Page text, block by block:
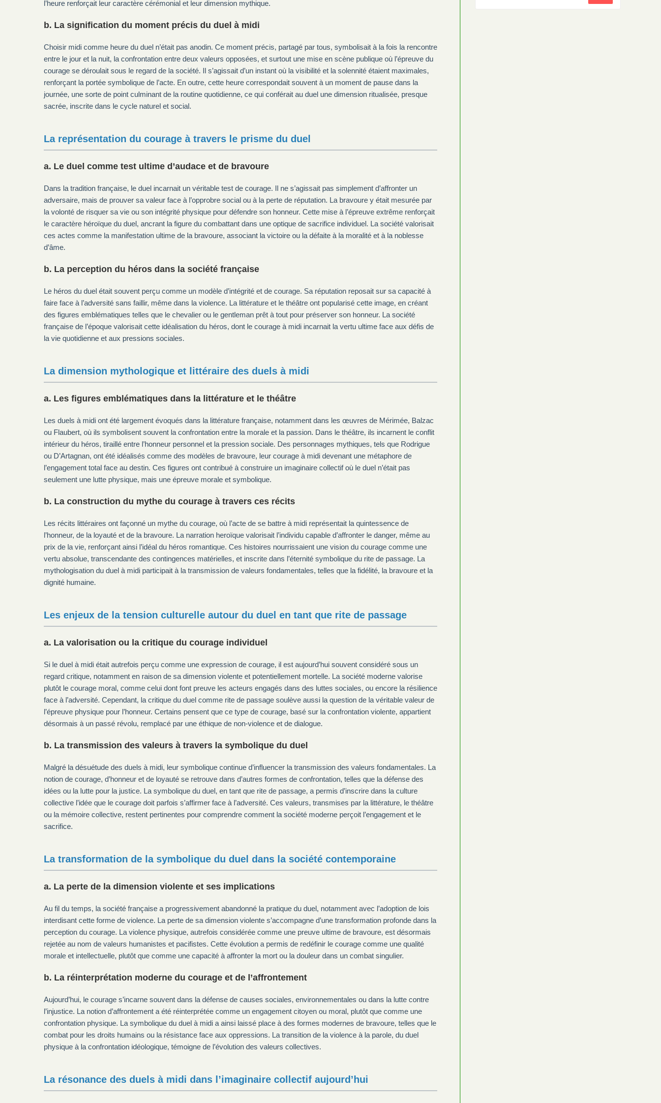
l’heure renforçait leur caractère cérémonial et leur dimension mythique.
b. La signification du moment précis du duel à midi
Choisir midi comme heure du duel n’était pas anodin. Ce moment précis, partagé par tous, symbolisait à la fois la rencontre
entre le jour et la nuit, la confrontation entre deux valeurs opposées, et surtout une mise en scène publique où l’épreuve du
courage se déroulait sous le regard de la société. Il s’agissait d’un instant où la visibilité et la solennité étaient maximales,
renforçant la portée symbolique de l’acte. En outre, cette heure correspondait souvent à un moment de pause dans la
journée, une sorte de point culminant de la routine quotidienne, ce qui conférait au duel une dimension ritualisée, presque
sacrée, inscrite dans le cycle naturel et social.
La représentation du courage à travers le prisme du duel
a. Le duel comme test ultime d’audace et de bravoure
Dans la tradition française, le duel incarnait un véritable test de courage. Il ne s’agissait pas simplement d’affronter un
adversaire, mais de prouver sa valeur face à l’opprobre social ou à la perte de réputation. La bravoure y était mesurée par
la volonté de risquer sa vie ou son intégrité physique pour défendre son honneur. Cette mise à l’épreuve extrême renforçait
le caractère héroïque du duel, ancrant la figure du combattant dans une optique de sacrifice individuel. La société valorisait
ces actes comme la manifestation ultime de la bravoure, associant la victoire ou la défaite à la moralité et à la noblesse
d’âme.
b. La perception du héros dans la société française
Le héros du duel était souvent perçu comme un modèle d’intégrité et de courage. Sa réputation reposait sur sa capacité à
faire face à l’adversité sans faillir, même dans la violence. La littérature et le théâtre ont popularisé cette image, en créant
des figures emblématiques telles que le chevalier ou le gentleman prêt à tout pour préserver son honneur. La société
française de l’époque valorisait cette idéalisation du héros, dont le courage à midi incarnait la vertu ultime face aux défis de
la vie quotidienne et aux pressions sociales.
La dimension mythologique et littéraire des duels à midi
a. Les figures emblématiques dans la littérature et le théâtre
Les duels à midi ont été largement évoqués dans la littérature française, notamment dans les œuvres de Mérimée, Balzac
ou Flaubert, où ils symbolisent souvent la confrontation entre la morale et la passion. Dans le théâtre, ils incarnent le conflit
intérieur du héros, tiraillé entre l’honneur personnel et la pression sociale. Des personnages mythiques, tels que Rodrigue
ou D’Artagnan, ont été idéalisés comme des modèles de bravoure, leur courage à midi devenant une métaphore de
l’engagement total face au destin. Ces figures ont contribué à construire un imaginaire collectif où le duel n’était pas
seulement une lutte physique, mais une épreuve morale et symbolique.
b. La construction du mythe du courage à travers ces récits
Les récits littéraires ont façonné un mythe du courage, où l’acte de se battre à midi représentait la quintessence de
l’honneur, de la loyauté et de la bravoure. La narration heroïque valorisait l’individu capable d’affronter le danger, même au
prix de la vie, renforçant ainsi l’idéal du héros romantique. Ces histoires nourrissaient une vision du courage comme une
vertu absolue, transcendante des contingences matérielles, et inscrite dans l’éternité symbolique du rite de passage. La
mythologisation du duel à midi participait à la transmission de valeurs fondamentales, telles que la fidélité, la bravoure et la
dignité humaine.
Les enjeux de la tension culturelle autour du duel en tant que rite de passage
a. La valorisation ou la critique du courage individuel
Si le duel à midi était autrefois perçu comme une expression de courage, il est aujourd’hui souvent considéré sous un
regard critique, notamment en raison de sa dimension violente et potentiellement mortelle. La société moderne valorise
plutôt le courage moral, comme celui dont font preuve les acteurs engagés dans des luttes sociales, ou encore la résilience
face à l’adversité. Cependant, la critique du duel comme rite de passage soulève aussi la question de la véritable valeur de
l’épreuve physique pour l’honneur. Certains pensent que ce type de courage, basé sur la confrontation violente, appartient
désormais à un passé révolu, remplacé par une éthique de non-violence et de dialogue.
b. La transmission des valeurs à travers la symbolique du duel
Malgré la désuétude des duels à midi, leur symbolique continue d’influencer la transmission des valeurs fondamentales. La
notion de courage, d’honneur et de loyauté se retrouve dans d’autres formes de confrontation, telles que la défense des
idées ou la lutte pour la justice. La symbolique du duel, en tant que rite de passage, a permis d’inscrire dans la culture
collective l’idée que le courage doit parfois s’affirmer face à l’adversité. Ces valeurs, transmises par la littérature, le théâtre
ou la mémoire collective, restent pertinentes pour comprendre comment la société moderne perçoit l’engagement et le
sacrifice.
La transformation de la symbolique du duel dans la société contemporaine
a. La perte de la dimension violente et ses implications
Au fil du temps, la société française a progressivement abandonné la pratique du duel, notamment avec l’adoption de lois
interdisant cette forme de violence. La perte de sa dimension violente s’accompagne d’une transformation profonde dans la
perception du courage. La violence physique, autrefois considérée comme une preuve ultime de bravoure, est désormais
rejetée au nom de valeurs humanistes et pacifistes. Cette évolution a permis de redéfinir le courage comme une qualité
morale et intellectuelle, plutôt que comme une capacité à affronter la mort ou la douleur dans un combat singulier.
b. La réinterprétation moderne du courage et de l’affrontement
Aujourd’hui, le courage s’incarne souvent dans la défense de causes sociales, environnementales ou dans la lutte contre
l’injustice. La notion d’affrontement a été réinterprétée comme un engagement citoyen ou moral, plutôt que comme une
confrontation physique. La symbolique du duel à midi a ainsi laissé place à des formes modernes de bravoure, telles que le
combat pour les droits humains ou la résistance face aux oppressions. La transition de la violence à la parole, du duel
physique à la confrontation idéologique, témoigne de l’évolution des valeurs collectives.
La résonance des duels à midi dans l’imaginaire collectif aujourd’hui